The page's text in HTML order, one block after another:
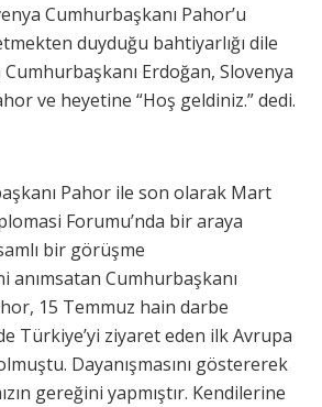
Cumhurbaşkanı Pahor’u
duyduğu bahtiyarlığı dile
Erdoğan, Slovenya
ve heyetine “Hoş geldiniz.” dedi.
Pahor ile son olarak Mart
Forumu’nda bir araya
bir görüşme
Cumhurbaşkanı
15 Temmuz hain darbe
Türkiye’yi ziyaret eden ilk Avrupa
Dayanışmasını göstererek
gereğini yapmıştır. Kendilerine